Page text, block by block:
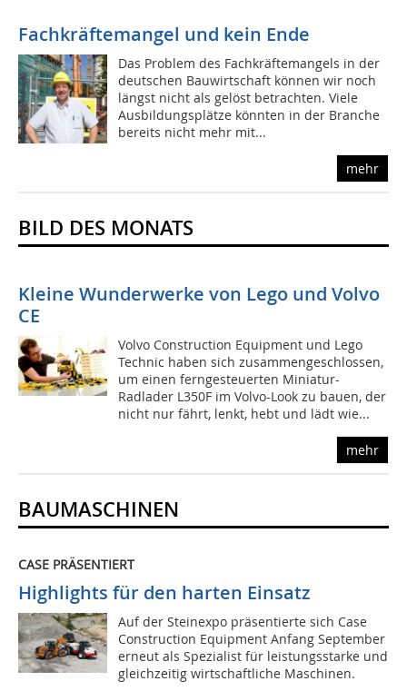
Fachkräftemangel und kein Ende
Das Problem des Fachkräftemangels in der
deutschen Bauwirtschaft können wir noch
längst nicht als gelöst betrachten. Viele
Ausbildungsplätze könnten in der Branche
bereits nicht mehr mit...
mehr
BILD DES MONATS
Kleine Wunderwerke von Lego und Volvo
CE
Volvo Construction Equipment und Lego
Technic haben sich zusammengeschlossen,
um einen ferngesteuerten Miniatur-
Radlader L350F im Volvo-Look zu bauen, der
nicht nur fährt, lenkt, hebt und lädt wie...
mehr
BAUMASCHINEN
CASE PRÄSENTIERT
Highlights für den harten Einsatz
Auf der Steinexpo präsentierte sich Case
Construction Equipment Anfang September
erneut als Spezialist für leistungsstarke und
gleichzeitig wirtschaftliche Maschinen.